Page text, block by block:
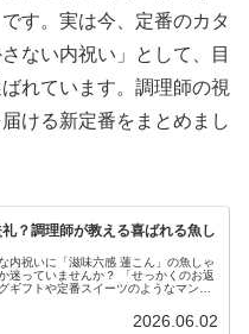
す。実は今、定番のカタ
ない内祝い」として、目
れています。調理師の視
ける新定番をまとめまし
？調理師が教える喜ばれる魚し
内祝いに「滋味六感 蓮こん」の魚しゃ
迷っていませんか？ 「せっかくのお返
ギフトや定番スイーツのようなマンネ
2026.06.02